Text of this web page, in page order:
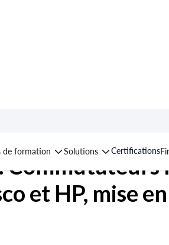
de formation Solutions Certifications
Commutateurs
et HP, mise